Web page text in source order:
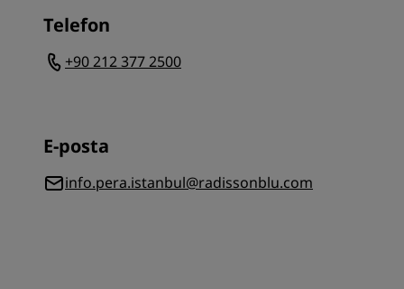
Telefon
+90 212 377 2500
E-posta
info.pera.istanbul@radissonblu.com